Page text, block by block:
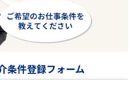
条件登録フォーム